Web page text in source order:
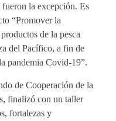
la excepción. Es
“Promover la
de la pesca
del Pacífico, a fin de
pandemia Covid-19”.
de Cooperación de la
finalizó con un taller
fortalezas y